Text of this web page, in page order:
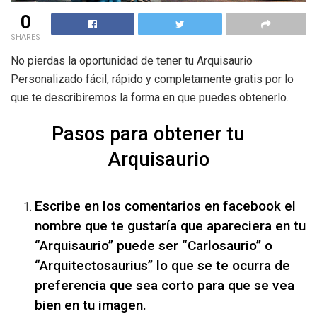
0
SHARES
No pierdas la oportunidad de tener tu Arquisaurio
Personalizado fácil, rápido y completamente gratis por lo
que te describiremos la forma en que puedes obtenerlo.
Pasos para obtener tu
Arquisaurio
Escribe en los comentarios en facebook el
nombre que te gustaría que apareciera en tu
“Arquisaurio” puede ser “Carlosaurio” o
“Arquitectosaurius” lo que se te ocurra de
preferencia que sea corto para que se vea
bien en tu imagen.